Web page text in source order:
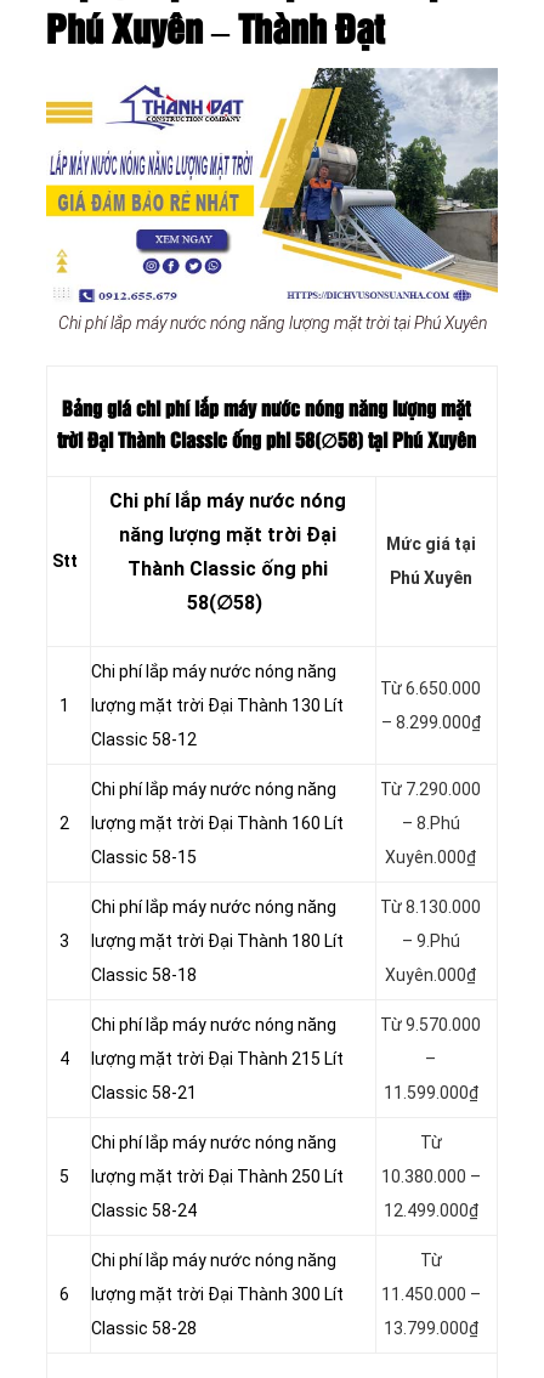
Phú Xuyên – Thành Đạt
Chi phí lắp máy nước nóng năng lượng mặt trời tại Phú Xuyên
Bảng giá chi phí lắp máy nước nóng năng lượng mặt
trời Đại Thành Classic ống phi 58(∅58) tại Phú Xuyên
Stt
Chi phí lắp máy nước nóng
năng lượng mặt trời Đại
Thành Classic ống phi
58(∅58)
Mức giá tại
Phú Xuyên
1
Chi phí lắp máy nước nóng năng
lượng mặt trời Đại Thành 130 Lít
Classic 58-12
Từ 6.650.000
– 8.299.000₫
2
Chi phí lắp máy nước nóng năng
lượng mặt trời Đại Thành 160 Lít
Classic 58-15
Từ 7.290.000
– 8.Phú
Xuyên.000₫
3
Chi phí lắp máy nước nóng năng
lượng mặt trời Đại Thành 180 Lít
Classic 58-18
Từ 8.130.000
– 9.Phú
Xuyên.000₫
4
Chi phí lắp máy nước nóng năng
lượng mặt trời Đại Thành 215 Lít
Classic 58-21
Từ 9.570.000
–
11.599.000₫
5
Chi phí lắp máy nước nóng năng
lượng mặt trời Đại Thành 250 Lít
Classic 58-24
Từ
10.380.000 –
12.499.000₫
6
Chi phí lắp máy nước nóng năng
lượng mặt trời Đại Thành 300 Lít
Classic 58-28
Từ
11.450.000 –
13.799.000₫